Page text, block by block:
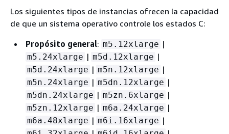
Los siguientes tipos de instancias ofrecen la capacidad
de que un sistema operativo controle los estados C:
Propósito general: m5.12xlarge |
m5.24xlarge | m5d.12xlarge |
m5d.24xlarge | m5n.12xlarge |
m5n.24xlarge | m5dn.12xlarge |
m5dn.24xlarge | m5zn.6xlarge |
m5zn.12xlarge | m6a.24xlarge |
m6a.48xlarge | m6i.16xlarge |